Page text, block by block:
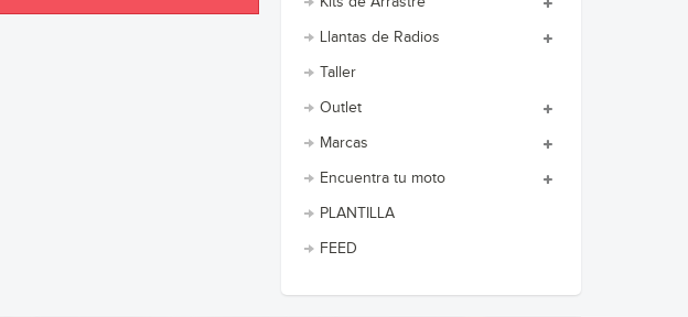
Llantas de Radios
Taller
Outlet
Marcas
Encuentra tu moto
PLANTILLA
FEED